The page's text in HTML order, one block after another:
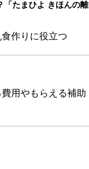
「たまひよ きほんの離
作りに役立つ
用やもらえる補助